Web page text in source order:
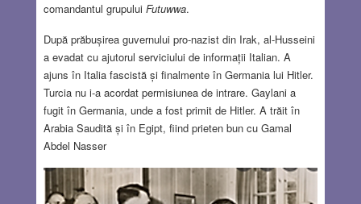
comandantul grupului Futuwwa.
După prăbușirea guvernului pro-nazist din Irak, al-Husseini
a evadat cu ajutorul serviciului de informații Italian. A
ajuns în Italia fascistă și finalmente în Germania lui Hitler.
Turcia nu i-a acordat permisiunea de intrare. Gaylani a
fugit în Germania, unde a fost primit de Hitler. A trăit în
Arabia Saudită și în Egipt, fiind prieten bun cu Gamal
Abdel Nasser